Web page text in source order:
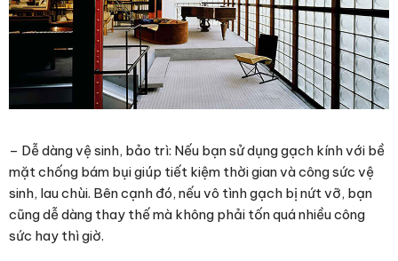
– Dễ dàng vệ sinh, bảo trì: Nếu bạn sử dụng gạch kính với bề
mặt chống bám bụi giúp tiết kiệm thời gian và công sức vệ
sinh, lau chùi. Bên cạnh đó, nếu vô tình gạch bị nứt vỡ, bạn
cũng dễ dàng thay thế mà không phải tốn quá nhiều công
sức hay thì giờ.